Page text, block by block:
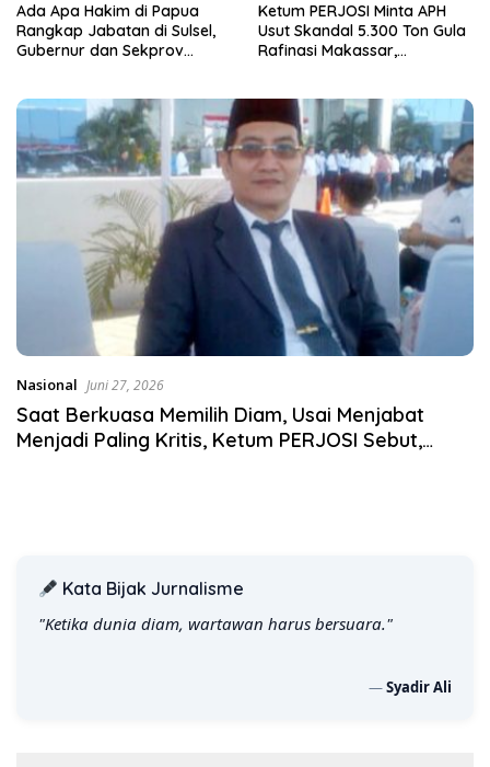
Ada Apa Hakim di Papua
Rangkap Jabatan di Sulsel,
Gubernur dan Sekprov
Ketum PERJOSI Minta APH
Usut Skandal 5.300 Ton Gula
Rafinasi Makassar,
Nasional Juni 27, 2026
Saat Berkuasa Memilih Diam, Usai Menjabat
Menjadi Paling Kritis, Ketum PERJOSI Sebut,
Kata Bijak Jurnalisme
"Ketika dunia diam, wartawan harus bersuara."
—Syadir Ali